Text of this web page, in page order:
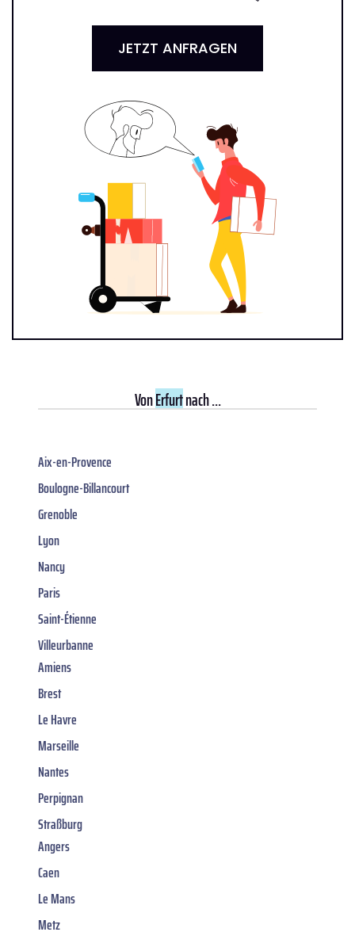
JETZT ANFRAGEN
VonErfurtnach ...
Aix-en-Provence
Boulogne-Billancourt
Grenoble
Lyon
Nancy
Paris
Saint-Étienne
Villeurbanne
Amiens
Brest
Le Havre
Marseille
Nantes
Perpignan
Straßburg
Angers
Caen
Le Mans
Metz